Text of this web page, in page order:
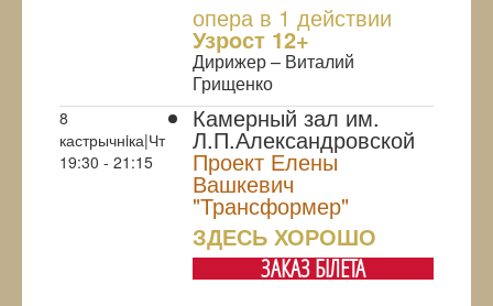
опера в 1 действии
Узрoст 12+
Дирижер – Виталий
Грищенко
8
кастрычнiка|Чт
19:30 - 21:15
Камерный зал им.
Л.П.Александровской
Проект Елены
Вашкевич
"Трансформер"
ЗДЕСЬ ХОРОШО
ЗАКАЗ БIЛЕТА